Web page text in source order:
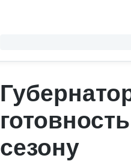
сезону